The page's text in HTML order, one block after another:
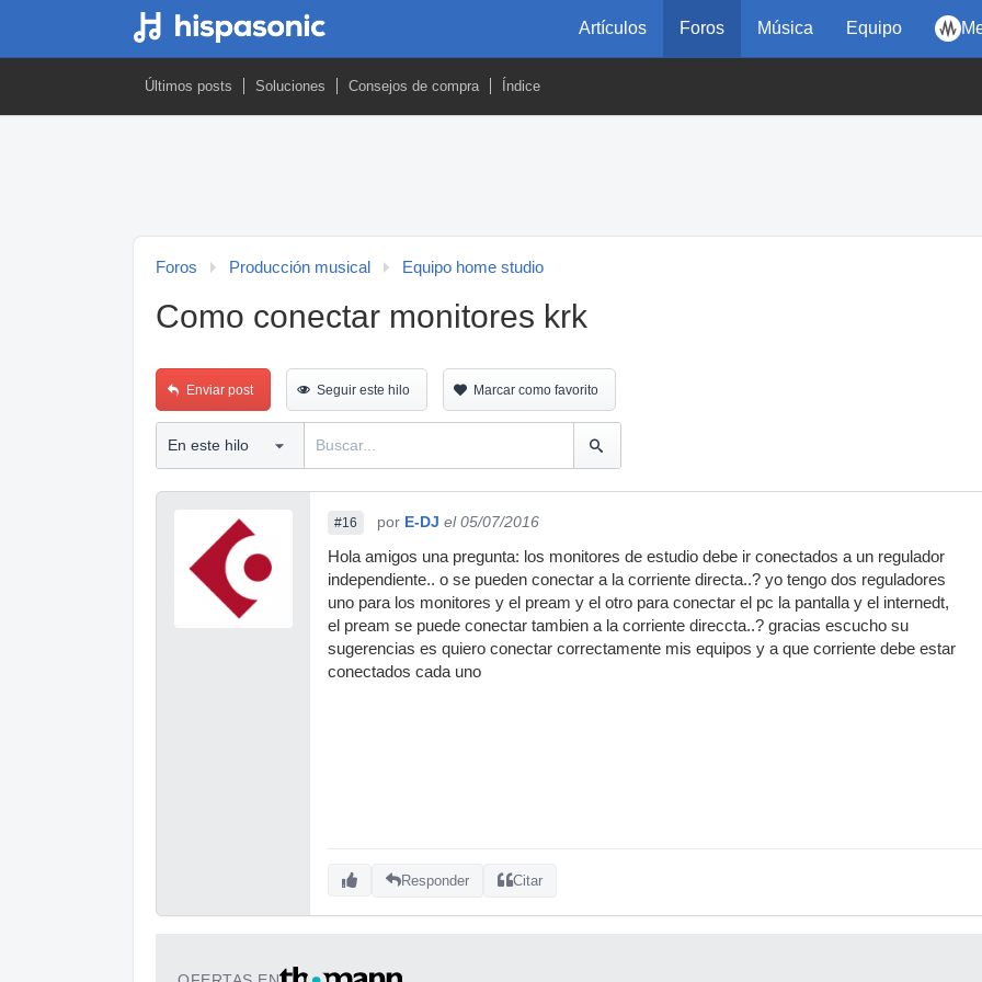
Artículos Foros Música Equipo
Últimos posts Soluciones Consejos de compra Índice
Foros Producción musical Equipo home studio
Como conectar monitores krk
Enviar post Seguir este hilo Marcar como favorito
#16 por E-DJ el 05/07/2016
Hola amigos una pregunta: los monitores de estudio debe ir conectados a un regulador
independiente.. o se pueden conectar a la corriente directa..? yo tengo dos reguladores
uno para los monitores y el pream y el otro para conectar el pc la pantalla y el internedt,
el pream se puede conectar tambien a la corriente direccta..? gracias escucho su
sugerencias es quiero conectar correctamente mis equipos y a que corriente debe estar
conectados cada uno
Responder Citar